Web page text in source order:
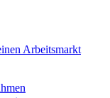
Arbeitsmarkt